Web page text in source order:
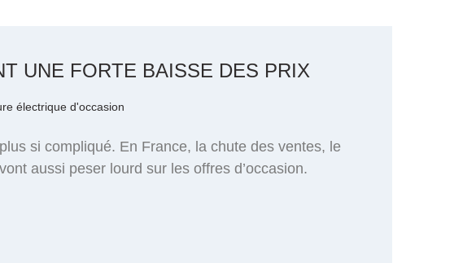
UNE FORTE BAISSE DES PRIX
électrique d'occasion
si compliqué. En France, la chute des ventes, le
aussi peser lourd sur les offres d’occasion.